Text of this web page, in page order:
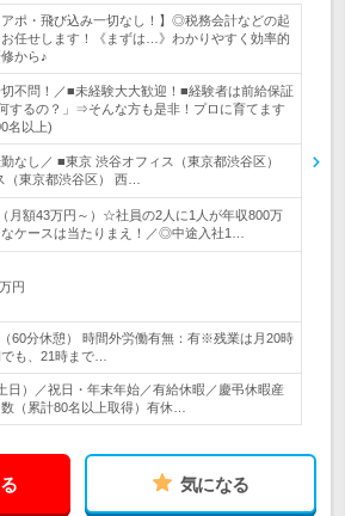
アポ・飛び込み一切なし！】◎税務会計などの起
任せします！《まずは…》わかりやすく効率的
から♪
不問！／■未経験大大歓迎！■経験者は前給保証
するの？」⇒そんな方も是非！プロに育てます
名以上)
なし／ ■東京 渋谷オフィス（東京都渋谷区）
（東京都渋谷区） 西…
月額43万円～）☆社員の2人に1人が年収800万
ケースは当たりまえ！／◎中途入社1…
円
60分休憩） 時間外労働有無：有※残業は月20時
も、21時まで…
日）／祝日・年末年始／有給休暇／慶弔休暇産
（累計80名以上取得）有休…
気になる